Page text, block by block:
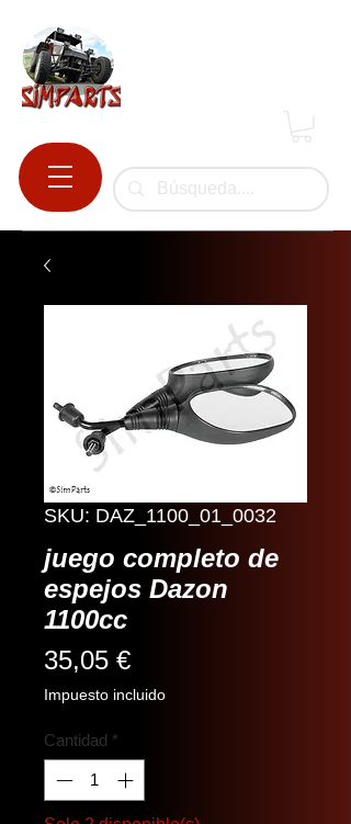
SKU: DAZ_1100_01_0032
juego completo de
espejos Dazon
1100cc
35,05 €Precio
Impuesto incluido
Cantidad *